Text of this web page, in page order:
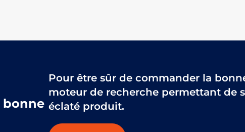
bonne
Pour être sûr de commander la
moteur de recherche permettant de
éclaté produit.